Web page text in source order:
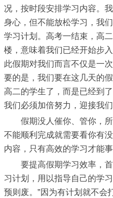
况，按时段安排学习内容。
身心，但不能放松学习，我
学习计划。高考一结束，高
楼，意味着我们已经开始步
此假期对我们而言不仅是一
要的是，我们要在这几天的
高二的学生了，而是已经到
我们必须加倍努力，迎接我们
假期没人催你、管你，所
不能顺利完成就需要看你有
内容，只有高效的学习才能事
要提高假期学习效率，首
习计划，用以指导自己的学
预则废。”因为有计划就不会